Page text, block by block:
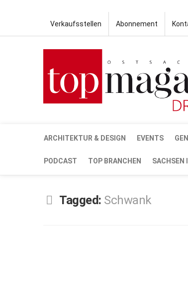
Verkaufsstellen Abonnement
ARCHITEKTUR & DESIGN EVENTS
PODCAST TOP BRANCHEN SACHSEN
Tagged: Schwank